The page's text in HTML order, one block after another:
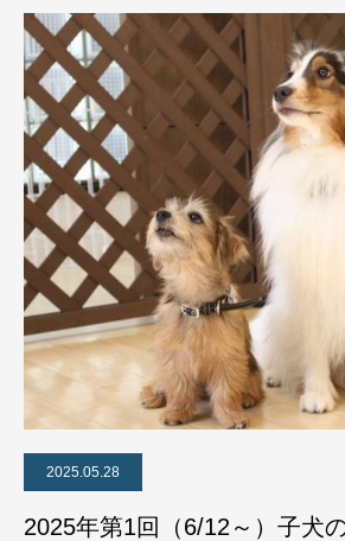
2025.05.28
2025年第1回（6/12～）子犬